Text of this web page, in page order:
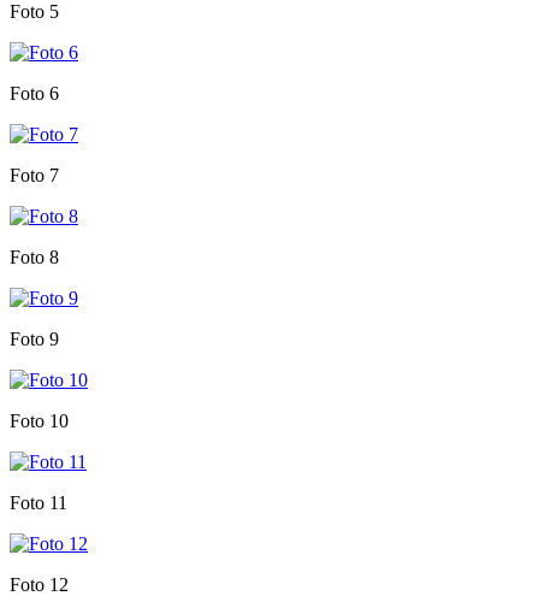
Foto 5
Foto 6
Foto 7
Foto 8
Foto 9
Foto 10
Foto 11
Foto 12